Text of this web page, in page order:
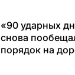
«90 ударных
снова
порядок на